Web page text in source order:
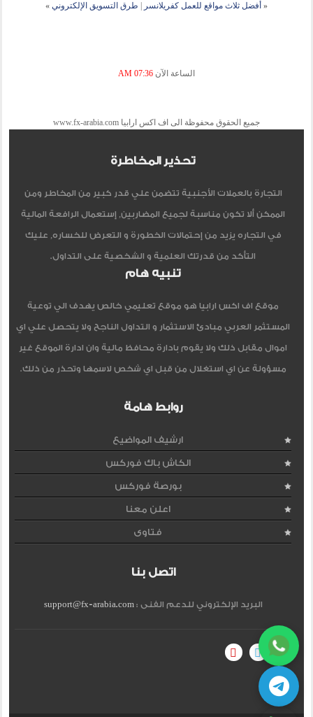
« أفضل ثلاث مواقع للعمل كفريلانسر طرق التسويق الإلكتروني »
الساعة الآن 07:36 AM
جميع الحقوق محفوظة الى اف اكس ارابيا www.fx-arabia.com
تحذير المخاطرة
التجارة بالعملات الأجنبية تتضمن علي قدر كبير من المخاطر ومن
الممكن ألا تكون مناسبة لجميع المضاربين, إستعمال الرافعة المالية
في التجاره يزيد من إحتمالات الخطورة و التعرض للخساره, عليك
التأكد من قدرتك العلمية و الشخصية على التداول.
تنبيه هام
موقع اف اكس ارابيا هو موقع تعليمي خالص يهدف الي توعية
المستثمر العربي مبادئ الاستثمار و التداول الناجح ولا يتحصل علي اي
اموال مقابل ذلك ولا يقوم بادارة محافظ مالية وان ادارة الموقع غير
مسؤولة عن اي استغلال من قبل اي شخص لاسمها وتحذر من ذلك.
روابط هامة
ارشيف المواضيع
الكاش باك فوركس
بورصة فوركس
اعلن معنا
فتاوى
اتصل بنا
البريد الإلكتروني للدعم الفنى :support@fx-arabia.com